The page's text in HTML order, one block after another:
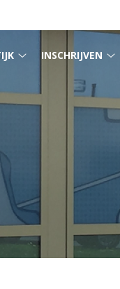
submenu
INSCHRIJVEN